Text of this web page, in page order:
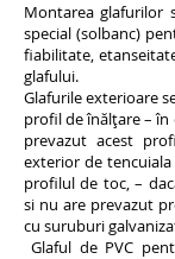
Montarea glafurilor
special (solbanc)
fiabilitate,
glafului.
Glafurile exterioare
profil de înălţare – în
prevazut acest
exterior de
profilul de toc, –
si nu are prevazut
cu suruburi
Glaful de PVC